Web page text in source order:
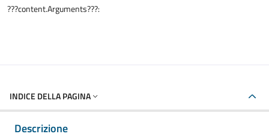
???content.Arguments???:
INDICE DELLA PAGINA
Descrizione